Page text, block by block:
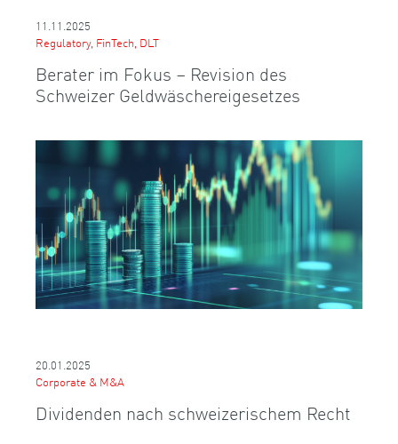
11.11.2025
Regulatory, FinTech, DLT
Berater im Fokus – Revision des
Schweizer Geldwäschereigesetzes
20.01.2025
Corporate & M&A
Dividenden nach schweizerischem Recht